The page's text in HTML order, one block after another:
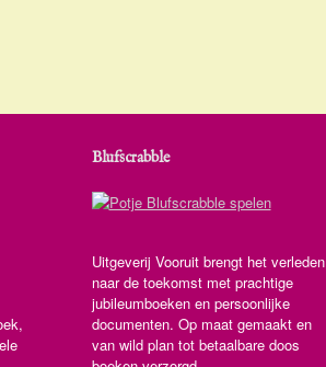
Blufscrabble
Uitgeverij Vooruit brengt het verleden
naar de toekomst met prachtige
jubileumboeken en persoonlijke
documenten. Op maat gemaakt en
van wild plan tot betaalbare doos